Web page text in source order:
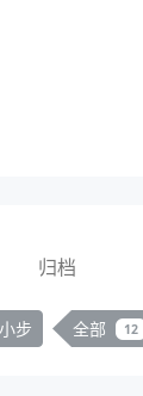
归档
步 全部 12